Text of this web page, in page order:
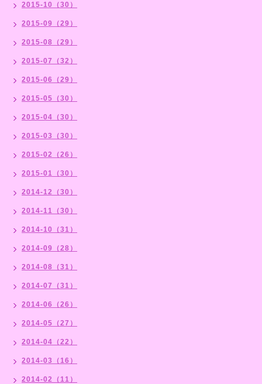
2015-10（30）
2015-09（29）
2015-08（29）
2015-07（32）
2015-06（29）
2015-05（30）
2015-04（30）
2015-03（30）
2015-02（26）
2015-01（30）
2014-12（30）
2014-11（30）
2014-10（31）
2014-09（28）
2014-08（31）
2014-07（31）
2014-06（26）
2014-05（27）
2014-04（22）
2014-03（16）
2014-02（11）